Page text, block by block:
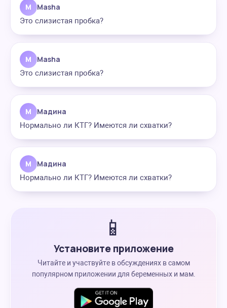
M Masha
Это слизистая пробка?
M Masha
Это слизистая пробка?
М Мадина
Нормально ли КТГ? Имеются ли схватки?
М Мадина
Нормально ли КТГ? Имеются ли схватки?
📱
Установите приложение
Читайте и участвуйте в обсуждениях в самом
популярном приложении для беременных и мам.